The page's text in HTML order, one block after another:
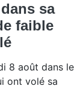
sa
faible
8 août dans le
ont volé sa